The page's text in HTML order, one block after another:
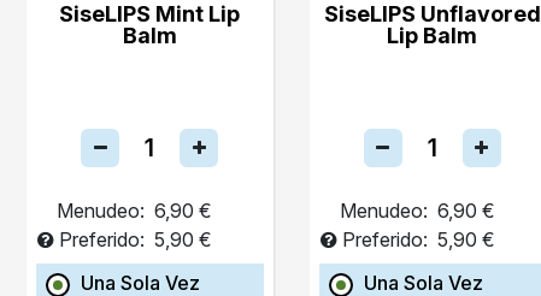
SiseLIPS Mint Lip
Balm
Menudeo: 6,90 €
Preferido: 5,90 €
Una Sola Vez
SiseLIPS Unflavored
Lip Balm
Menudeo: 6,90 €
Preferido: 5,90 €
Una Sola Vez